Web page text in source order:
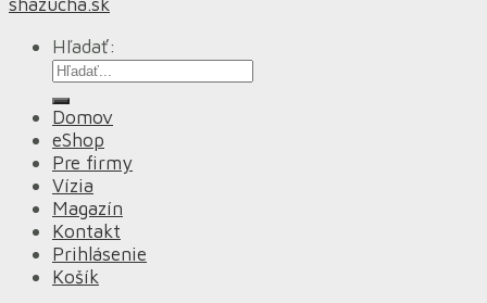
Hľadať:
Domov
eShop
Pre firmy
Vízia
Magazín
Kontakt
Prihlásenie
Košík